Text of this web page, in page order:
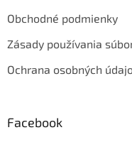
Obchodné podmienky
Zásady používania
Ochrana osobných
Facebook